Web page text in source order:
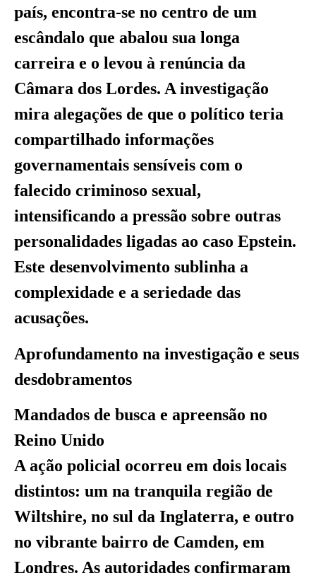
país, encontra-se no centro de um
escândalo que abalou sua longa
carreira e o levou à renúncia da
Câmara dos Lordes. A investigação
mira alegações de que o político teria
compartilhado informações
governamentais sensíveis com o
falecido criminoso sexual,
intensificando a pressão sobre outras
personalidades ligadas ao caso Epstein.
Este desenvolvimento sublinha a
complexidade e a seriedade das
acusações.
Aprofundamento na investigação e seus
desdobramentos
Mandados de busca e apreensão no
Reino Unido
A ação policial ocorreu em dois locais
distintos: um na tranquila região de
Wiltshire, no sul da Inglaterra, e outro
no vibrante bairro de Camden, em
Londres. As autoridades confirmaram